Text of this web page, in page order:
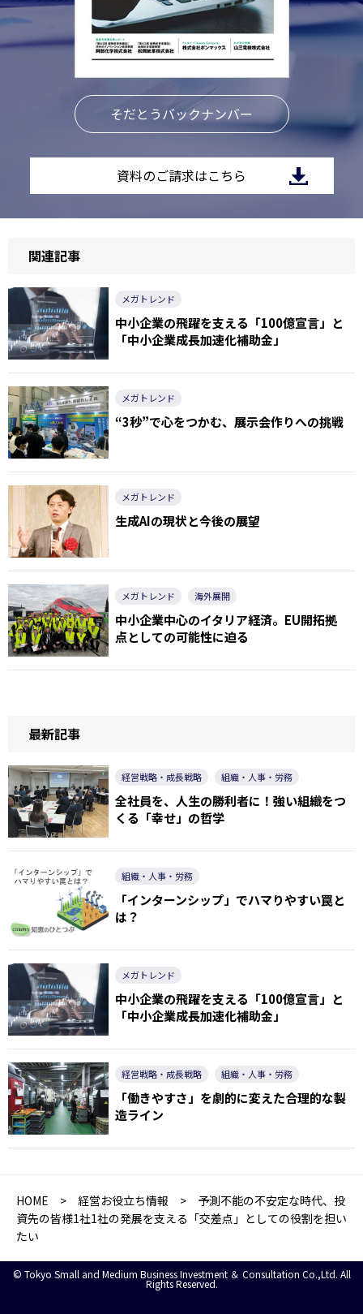
そだとうバックナンバー
資料のご請求はこちら
関連記事
メガトレンド
中小企業の飛躍を支える「100億宣言」と
「中小企業成長加速化補助金」
メガトレンド
“3秒”で心をつかむ、展示会作りへの挑戦
メガトレンド
生成AIの現状と今後の展望
メガトレンド 海外展開
中小企業中心のイタリア経済。EU開拓拠
点としての可能性に迫る
最新記事
経営戦略・成長戦略 組織・人事・労務
全社員を、人生の勝利者に！強い組織をつ
くる「幸せ」の哲学
組織・人事・労務
「インターンシップ」でハマりやすい罠と
は？
メガトレンド
中小企業の飛躍を支える「100億宣言」と
「中小企業成長加速化補助金」
経営戦略・成長戦略 組織・人事・労務
「働きやすさ」を劇的に変えた合理的な製
造ライン
HOME > 経営お役立ち情報 > 予測不能の不安定な時代、投
資先の皆様1社1社の発展を支える「交差点」としての役割を担い
たい
© Tokyo Small and Medium Business Investment ＆ Consultation Co.,Ltd. All
Rights Reserved.